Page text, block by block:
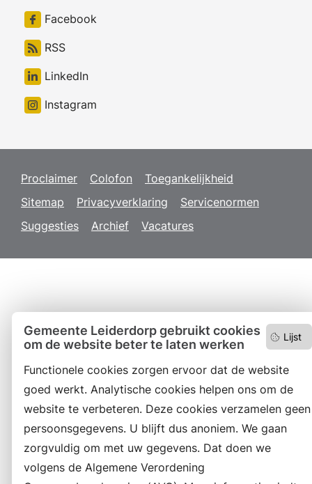
Lijst
Gemeente Leiderdorp gebruikt cookies
om de website beter te laten werken
Functionele cookies zorgen ervoor dat de website
goed werkt. Analytische cookies helpen ons om de
website te verbeteren. Deze cookies verzamelen geen
persoonsgegevens. U blijft dus anoniem. We gaan
zorgvuldig om met uw gegevens. Dat doen we
volgens de Algemene Verordening
Facebook
RSS
LinkedIn
Instagram
Proclaimer Colofon
Toegankelijkheid
Sitemap
Privacyverklaring
Servicenormen
Suggesties
Archief Vacatures